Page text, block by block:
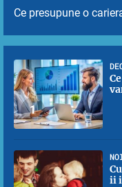
Ce presupune o
1
ii